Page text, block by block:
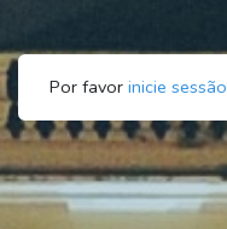
Por favor inicie sessão